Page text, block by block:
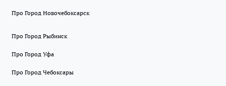
Про Город Новочебоксарск
Про Город Рыбинск
Про Город Уфа
Про Город Чебоксары